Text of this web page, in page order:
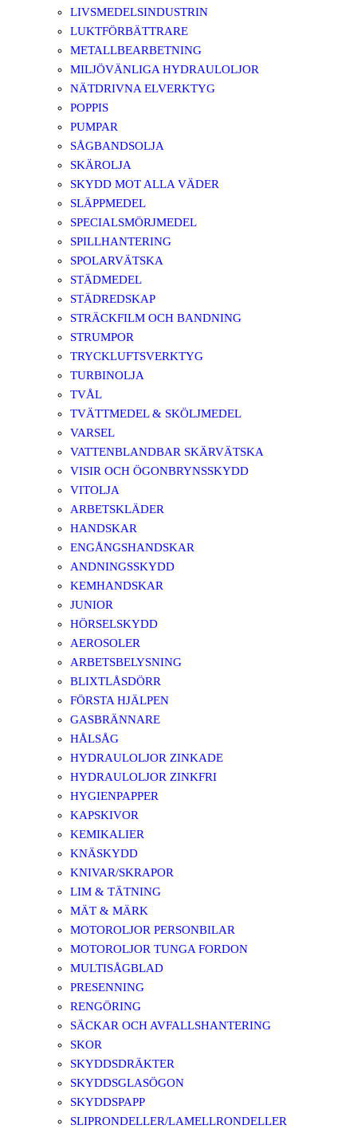
LIVSMEDELSINDUSTRIN
LUKTFÖRBÄTTRARE
METALLBEARBETNING
MILJÖVÄNLIGA HYDRAULOLJOR
NÄTDRIVNA ELVERKTYG
POPPIS
PUMPAR
SÅGBANDSOLJA
SKÄROLJA
SKYDD MOT ALLA VÄDER
SLÄPPMEDEL
SPECIALSMÖRJMEDEL
SPILLHANTERING
SPOLARVÄTSKA
STÄDMEDEL
STÄDREDSKAP
STRÄCKFILM OCH BANDNING
STRUMPOR
TRYCKLUFTSVERKTYG
TURBINOLJA
TVÅL
TVÄTTMEDEL & SKÖLJMEDEL
VARSEL
VATTENBLANDBAR SKÄRVÄTSKA
VISIR OCH ÖGONBRYNSSKYDD
VITOLJA
ARBETSKLÄDER
HANDSKAR
ENGÅNGSHANDSKAR
ANDNINGSSKYDD
KEMHANDSKAR
JUNIOR
HÖRSELSKYDD
AEROSOLER
ARBETSBELYSNING
BLIXTLÅSDÖRR
FÖRSTA HJÄLPEN
GASBRÄNNARE
HÅLSÅG
HYDRAULOLJOR ZINKADE
HYDRAULOLJOR ZINKFRI
HYGIENPAPPER
KAPSKIVOR
KEMIKALIER
KNÄSKYDD
KNIVAR/SKRAPOR
LIM & TÄTNING
MÄT & MÄRK
MOTOROLJOR PERSONBILAR
MOTOROLJOR TUNGA FORDON
MULTISÅGBLAD
PRESENNING
RENGÖRING
SÄCKAR OCH AVFALLSHANTERING
SKOR
SKYDDSDRÄKTER
SKYDDSGLASÖGON
SKYDDSPAPP
SLIPRONDELLER/LAMELLRONDELLER